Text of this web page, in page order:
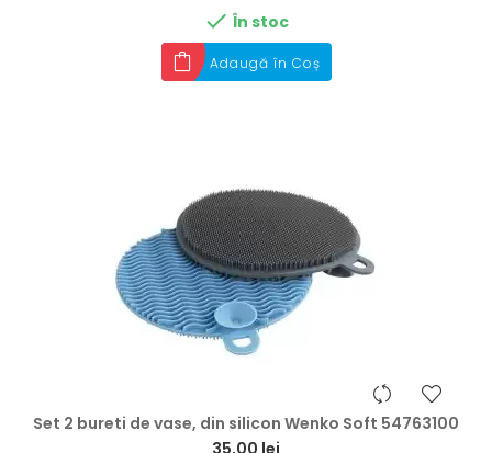
 În stoc
Adaugă în Coș
Set 2 bureti de vase, din silicon Wenko Soft 54763100